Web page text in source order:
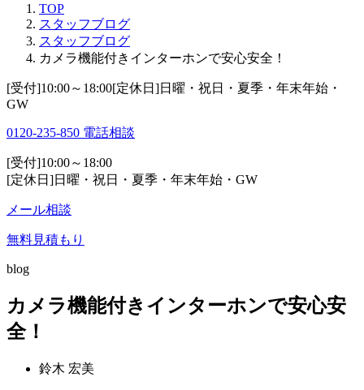
TOP
スタッフブログ
スタッフブログ
カメラ機能付きインターホンで安心安全！
[受付]10:00～18:00[定休日]日曜・祝日・夏季・年末年始・
GW
0120-235-850 電話相談
[受付]10:00～18:00
[定休日]日曜・祝日・夏季・年末年始・GW
メール相談
無料見積もり
blog
カメラ機能付きインターホンで安心安
全！
鈴木 宏美